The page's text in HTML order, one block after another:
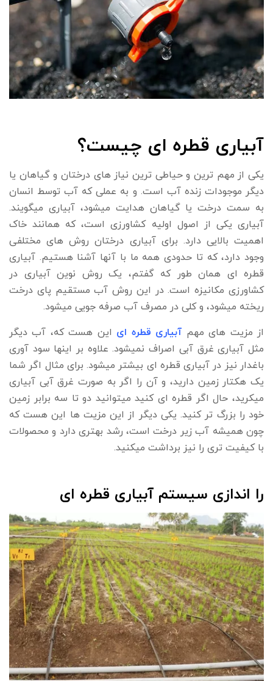
آبیاری قطره ای چیست؟
یکی از مهم ترین و حیاطی ترین نیاز های درختان و گیاهان یا
دیگر موجودات زنده آب است. و به عملی که آب توسط انسان
به سمت درخت یا گیاهان هدایت میشود، آبیاری میگویند.
آبیاری یکی از اصول اولیه کشاورزی است، که همانند خاک
اهمیت بالایی دارد. برای آبیاری درختان روش های مختلفی
وجود دارد، که تا حدودی همه ما با آنها آشنا هستیم. آبیاری
قطره ای همان طور که گفتم، یک روش نوین آبیاری در
کشاورزی مکانیزه است. در این روش آب مستقیم پای درخت
ریخته میشود، و کلی در مصرف آب صرفه جویی میشود.
از مزیت های مهم آبیاری قطره ای این هست که، آب دیگر
مثل آبیاری غرق آبی اصراف نمیشود. علاوه بر اینها سود آوری
باغدار نیز در آبیاری قطره ای بیشتر میشود. برای مثال اگر شما
یک هکتار زمین دارید، و آن را اگر به صورت غرق آبی آبیاری
میکرید، حال اگر قطره ای کنید میتوانید دو تا سه برابر زمین
خود را بزرگ تر کنید. یکی دیگر از این مزیت ها این هست که
چون همیشه آب زیر درخت است، رشد بهتری دارد و محصولات
با کیفیت تری را نیز برداشت میکنید.
را اندازی سیستم آبیاری قطره ای